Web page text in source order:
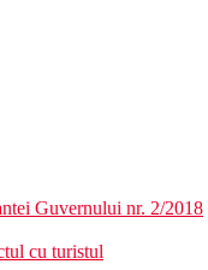
Guvernului nr. 2/2018
cu turistul